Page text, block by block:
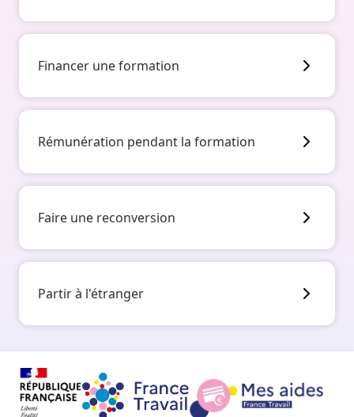
Financer une formation
Rémunération pendant la formation
Faire une reconversion
Partir à l'étranger